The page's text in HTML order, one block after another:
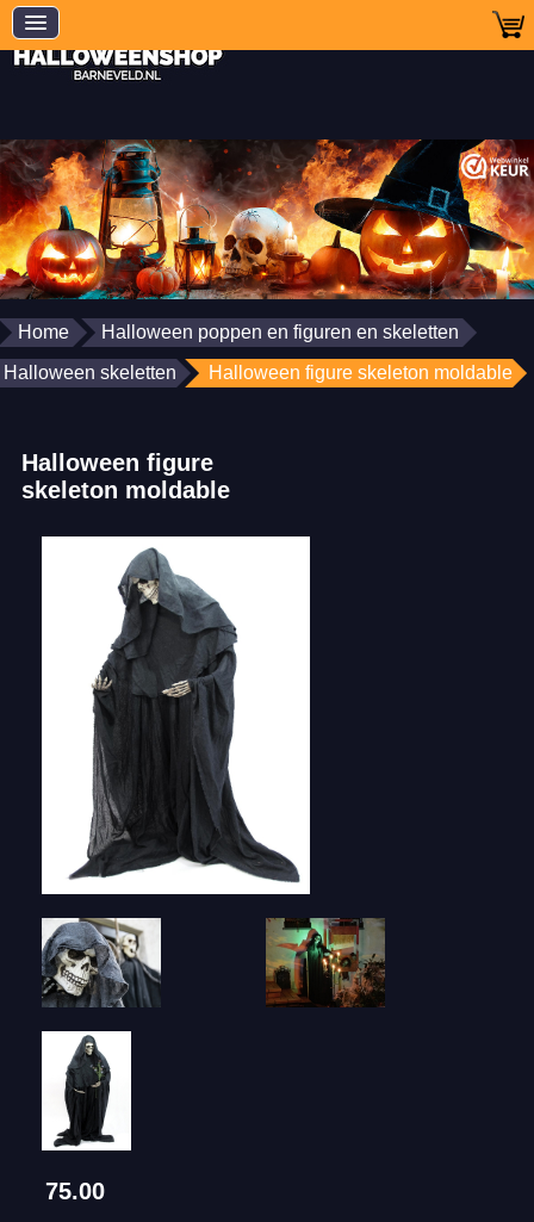
Home
Halloween poppen en figuren en skeletten
Halloween skeletten
Halloween figure skeleton moldable
Halloween figure
skeleton moldable
75.00